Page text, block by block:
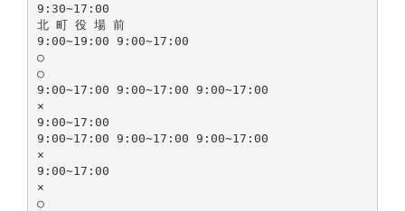
9:30∼17:00
北 町 役 場 前
9:00∼19:00 9:00∼17:00
○
○
9:00∼17:00 9:00∼17:00 9:00∼17:00
×
9:00∼17:00
9:00∼17:00 9:00∼17:00 9:00∼17:00
×
9:00∼17:00
×
○